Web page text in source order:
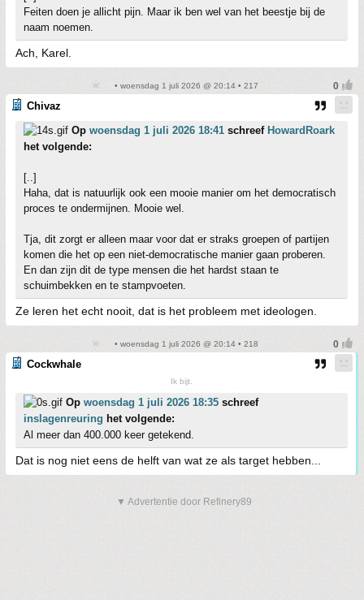
Feiten doen je allicht pijn. Maar ik ben wel van het beestje bij de
naam noemen.
Ach, Karel.
• woensdag 1 juli 2026 @ 20:14 • 217
Chivaz
Op woensdag 1 juli 2026 18:41 schreef HowardRoark
het volgende:
[..]
Haha, dat is natuurlijk ook een mooie manier om het democratisch
proces te ondermijnen. Mooie wel.
Tja, dit zorgt er alleen maar voor dat er straks groepen of partijen
komen die het op een niet-democratische manier gaan proberen.
En dan zijn dit de type mensen die het hardst staan te
schuimbekken en te stampvoeten.
Ze leren het echt nooit, dat is het probleem met ideologen.
• woensdag 1 juli 2026 @ 20:14 • 218
Cockwhale
Ik bijt.
Op woensdag 1 juli 2026 18:35 schreef
inslagenreuring het volgende:
Al meer dan 400.000 keer getekend.
Dat is nog niet eens de helft van wat ze als target hebben...
▼ Advertentie door Refinery89